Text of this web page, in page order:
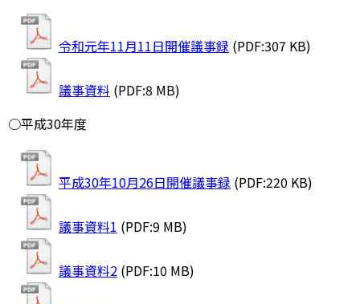
令和元年11月11日開催議事録 (PDF:307 KB)
議事資料 (PDF:8 MB)
○平成30年度
平成30年10月26日開催議事録 (PDF:220 KB)
議事資料1 (PDF:9 MB)
議事資料2 (PDF:10 MB)